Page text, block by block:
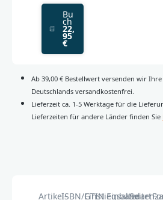
Bu
ch
22,
95
€
Ab 39,00 € Bestellwert versenden wir
Deutschlands versandkostenfrei.
Lieferzeit ca. 1-5 Werktage für die
Lieferzeiten für andere Länder finden Sie
Artikel-ISBN/GTINEinstiegsalter
Einbandart